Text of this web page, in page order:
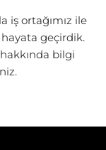
iş ortağımız ile
hayata geçirdik.
bilgi